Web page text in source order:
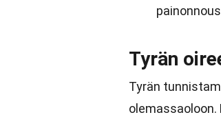
Tyrän
Tyrän